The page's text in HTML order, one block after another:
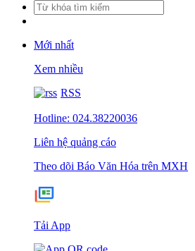
Mới nhất
Xem nhiều
RSS
Hotline: 024.38220036
Liên hệ quảng cáo
Theo dõi Báo Văn Hóa trên MXH
Tải App